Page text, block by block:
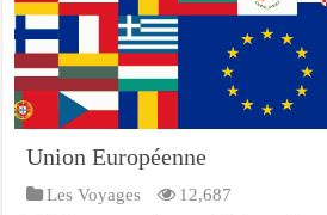
Union Européenne
Les Voyages 12,687